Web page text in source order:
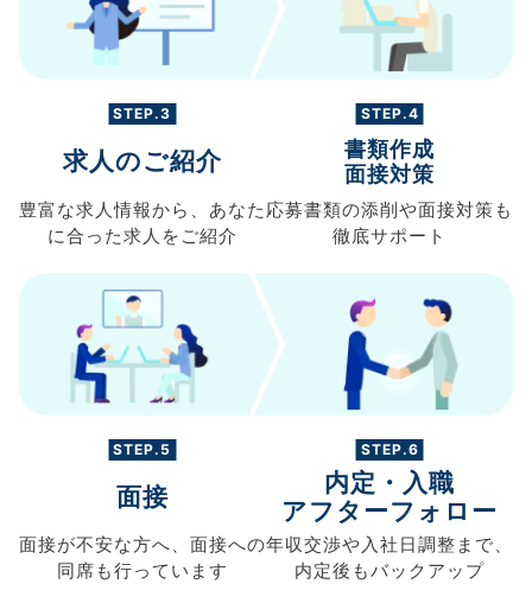
STEP.3
求人のご紹介
豊富な求人情報から、 あなた
に合った求人を ご紹介
STEP.4
書類作成
面接対策
応募書類の添削や面接対策も
徹底サポート
STEP.5
面接
面接が不安な方へ、 面接への
同席も行っています
STEP.6
内定・入職
アフターフォロー
年収交渉や入社日調整まで、
内定後もバックアップ